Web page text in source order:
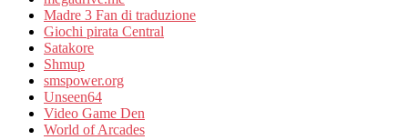
Madre 3 Fan di traduzione
Giochi pirata Central
Satakore
Shmup
smspower.org
Unseen64
Video Game Den
World of Arcades